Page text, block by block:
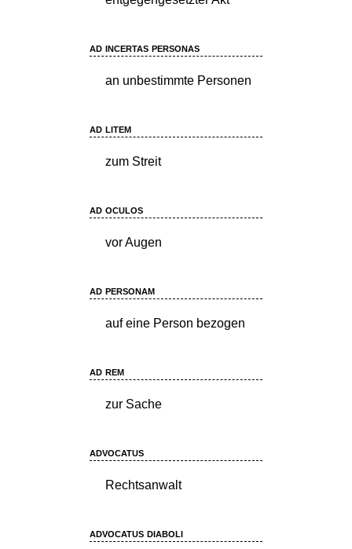
ad incertas personas
an unbestimmte Personen
ad litem
zum Streit
ad oculos
vor Augen
ad personam
auf eine Person bezogen
ad rem
zur Sache
advocatus
Rechtsanwalt
advocatus diaboli